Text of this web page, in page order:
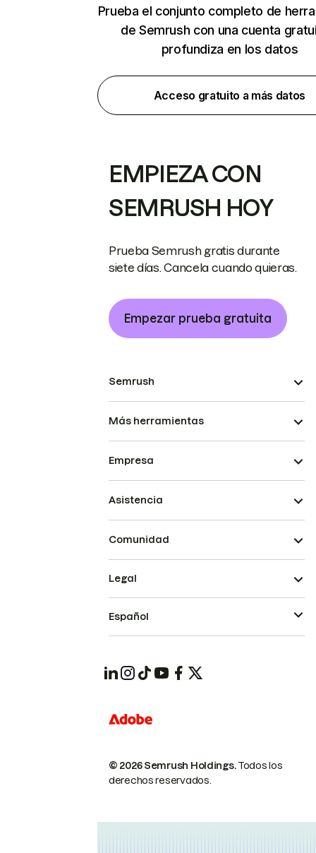
Prueba el conjunto completo de
de Semrush con una cuenta
profundiza en los datos
Acceso gratuito a más datos
EMPIEZA CON
SEMRUSH HOY
Prueba Semrush gratis durante
siete días. Cancela cuando quieras.
Empezar prueba gratuita
Semrush
Más herramientas
Empresa
Asistencia
Comunidad
© 2026 Semrush Holdings.Todos los
derechos reservados.
Legal
Español